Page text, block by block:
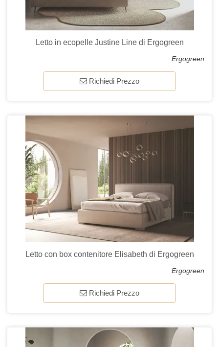
Letto in ecopelle Justine Line di Ergogreen
Ergogreen
Richiedi Prezzo
Letto con box contenitore Elisabeth di Ergogreen
Ergogreen
Richiedi Prezzo